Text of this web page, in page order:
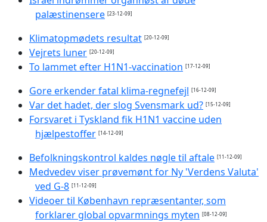
palæstinensere [23-12-09]
Klimatopmødets resultat [20-12-09]
Vejrets luner [20-12-09]
To lammet efter H1N1-vaccination [17-12-09]
Gore erkender fatal klima-regnefejl [16-12-09]
Var det hadet, der slog Svensmark ud? [15-12-09]
Forsvaret i Tyskland fik H1N1 vaccine uden
hjælpestoffer [14-12-09]
Befolkningskontrol kaldes nøgle til aftale [11-12-09]
Medvedev viser prøvemønt for Ny 'Verdens Valuta'
ved G-8 [11-12-09]
Videoer til København repræsentanter, som
forklarer global opvarmnings myten [08-12-09]